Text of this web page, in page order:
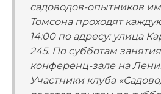
садоводов-опытников
Томсона проходят
14:00 по адресу: улица
245. По субботам
конференц-зале на
Участники клуба